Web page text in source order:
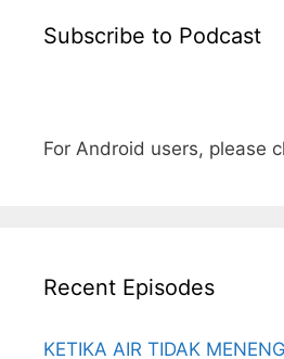
Subscribe to Podcast
For Android users, please
Recent Episodes
KETIKA AIR TIDAK